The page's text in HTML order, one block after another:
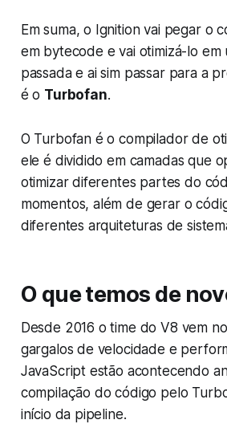
Em suma, o Ignition vai pegar o
em bytecode e vai otimizá-lo em
passada e ai sim passar para a
é o Turbofan.
O Turbofan é o compilador de
ele é dividido em camadas que
otimizar diferentes partes do
momentos, além de gerar o
diferentes arquiteturas de
O que temos de
Desde 2016 o time do V8 vem
gargalos de velocidade e
JavaScript estão acontecendo
compilação do código pelo
início da pipeline.